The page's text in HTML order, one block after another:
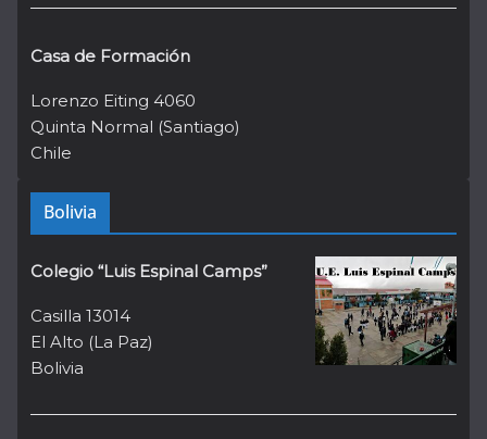
Casa de Formación
Lorenzo Eiting 4060
Quinta Normal (Santiago)
Chile
Bolivia
Colegio “Luis Espinal Camps”
Casilla 13014
El Alto (La Paz)
Bolivia